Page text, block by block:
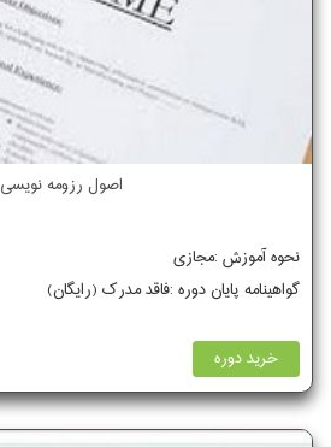
اصول رزومه نویسی
نحوه آموزش :مجازی
گواهینامه پایان دوره :فاقد مدرک (رایگان)
خرید دوره